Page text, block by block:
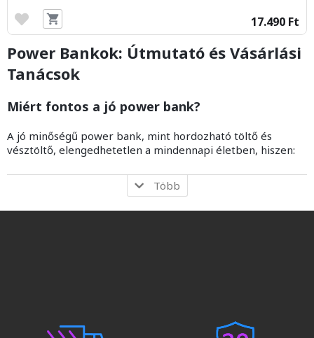
17.490 Ft
Power Bankok: Útmutató és Vásárlási
Tanácsok
Miért fontos a jó power bank?
A jó minőségű power bank, mint hordozható töltő és
vésztöltő, elengedhetetlen a mindennapi életben, hiszen:
Több